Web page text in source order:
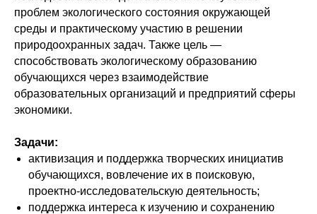
проблем экологического состояния окружающей
среды и практическому участию в решении
природоохранных задач. Также цель —
способствовать экологическому образованию
обучающихся через взаимодействие
образовательных организаций и предприятий сферы
экономики.
Задачи:
активизация и поддержка творческих инициатив
обучающихся, вовлечение их в поисковую,
проектно-исследовательскую деятельность;
поддержка интереса к изучению и сохранению